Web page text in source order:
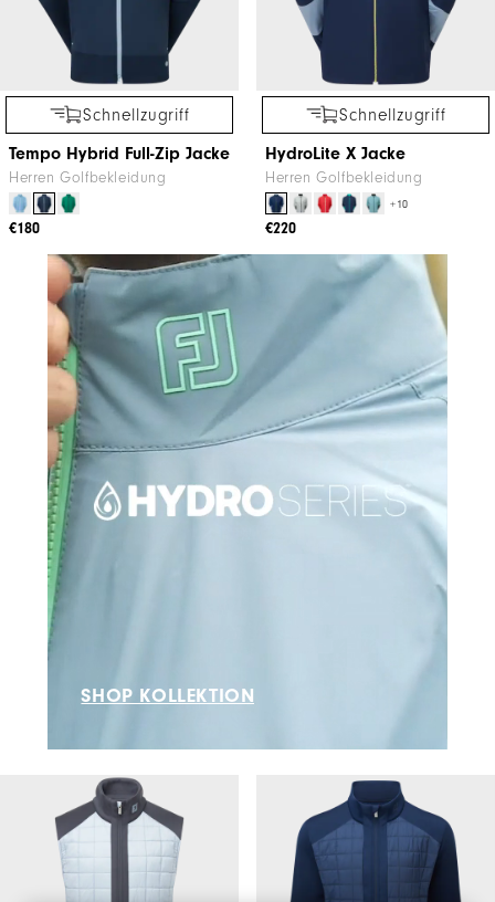
Schnellzugriff
Tempo Hybrid Full-Zip Jacke
Herren Golfbekleidung
€180
Schnellzugriff
HydroLite X Jacke
Herren Golfbekleidung
+10
€220
SHOP KOLLEKTION